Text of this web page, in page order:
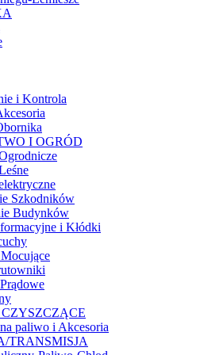
i Kontrola
I OGRÓD
Szkodników
Budynków
i Kłódki
paliwo i Akcesoria
TRANSMISJA